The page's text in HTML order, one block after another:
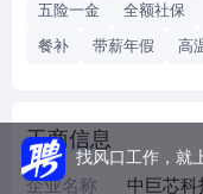
五险一金 全额社保
餐补
带薪年假 高
工商信息
企业名称 中巨芯科
找风口工作，就